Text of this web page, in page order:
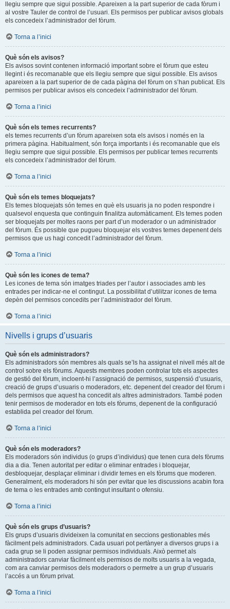
llegiu sempre que sigui possible. Apareixen a la part superior de cada fòrum i
al vostre Tauler de control de l’usuari. Els permisos per publicar avisos globals
els concedeix l’administrador del fòrum.
Torna a l’inici
Què són els avisos?
Els avisos sovint contenen informació important sobre el fòrum que esteu
llegint i és recomanable que els llegiu sempre que sigui possible. Els avisos
apareixen a la part superior de de cada pàgina del fòrum on s’han publicat. Els
permisos per publicar avisos els concedeix l’administrador del fòrum.
Torna a l’inici
Què són els temes recurrents?
els temes recurrents d’un fòrum apareixen sota els avisos i només en la
primera pàgina. Habitualment, són força importants i és recomanable que els
llegiu sempre que sigui possible. Els permisos per publicar temes recurrents
els concedeix l’administrador del fòrum.
Torna a l’inici
Què són els temes bloquejats?
Els temes bloquejats són temes en què els usuaris ja no poden respondre i
qualsevol enquesta que continguin finalitza automàticament. Els temes poden
ser bloquejats per moltes raons per part d’un moderador o un administrador
del fòrum. És possible que pugueu bloquejar els vostres temes depenent dels
permisos que us hagi concedit l’administrador del fòrum.
Torna a l’inici
Què són les icones de tema?
Les icones de tema són imatges triades per l’autor i associades amb les
entrades per indicar-ne el contingut. La possibilitat d’utilitzar icones de tema
depèn del permisos concedits per l’administrador del fòrum.
Torna a l’inici
Nivells i grups d’usuaris
Què són els administradors?
Els administradors són membres als quals se’ls ha assignat el nivell més alt de
control sobre els fòrums. Aquests membres poden controlar tots els aspectes
de gestió del fòrum, incloent-hi l’assignació de permisos, suspensió d’usuaris,
creació de grups d’usuaris o moderadors, etc. depenent del creador del fòrum i
dels permisos que aquest ha concedit als altres administradors. També poden
tenir permisos de moderador en tots els fòrums, depenent de la configuració
establida pel creador del fòrum.
Torna a l’inici
Què són els moderadors?
Els moderadors són individus (o grups d’individus) que tenen cura dels fòrums
dia a dia. Tenen autoritat per editar o eliminar entrades i bloquejar,
desbloquejar, desplaçar eliminar i dividir temes en els fòrums que moderen.
Generalment, els moderadors hi són per evitar que les discussions acabin fora
de tema o les entrades amb contingut insultant o ofensiu.
Torna a l’inici
Què són els grups d’usuaris?
Els grups d’usuaris divideixen la comunitat en seccions gestionables més
fàcilment pels administradors. Cada usuari pot pertànyer a diversos grups i a
cada grup se li poden assignar permisos individuals. Això permet als
administradors canviar fàcilment els permisos de molts usuaris a la vegada,
com ara canviar permisos dels moderadors o permetre a un grup d’usuaris
l’accés a un fòrum privat.
Torna a l’inici